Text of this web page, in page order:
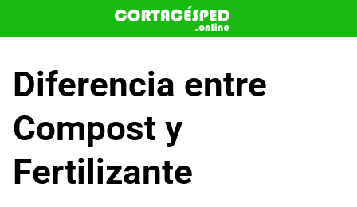
Diferencia entre
Compost y
Fertilizante